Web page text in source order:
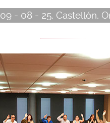
09 - 08 - 25, Castellón,